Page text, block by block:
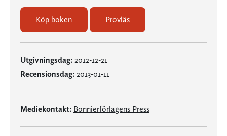
Köp boken Provläs
Utgivningsdag: 2012-12-21
Recensionsdag: 2013-01-11
Mediekontakt: Bonnierförlagens Press